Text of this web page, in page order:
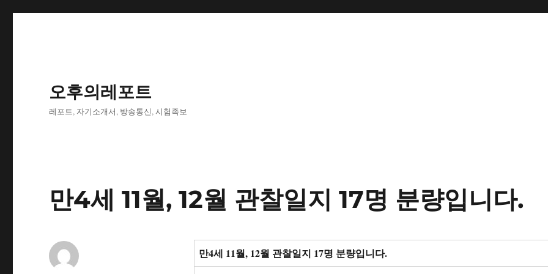
오후의레포트
레포트, 자기소개서, 방송통신, 시험족보
만4세 11월, 12월 관찰일지 17명 분량입니다.
만4세 11월, 12월 관찰일지 17명 분량입니다.